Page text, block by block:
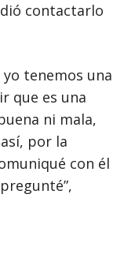
contactarlo
yo tenemos una
que es una
ni mala,
por la
con él